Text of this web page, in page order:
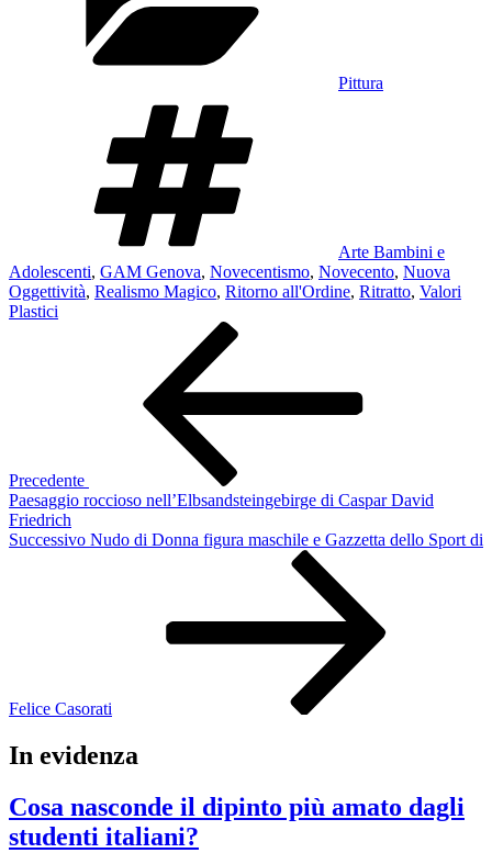
Pittura
Arte Bambini e
Adolescenti, GAM Genova, Novecentismo, Novecento, Nuova
Oggettività, Realismo Magico, Ritorno all'Ordine, Ritratto, Valori
Plastici
Precedente
Paesaggio roccioso nell’Elbsandsteingebirge di Caspar David
Friedrich
Articolo
Successivo Nudo di Donna figura maschile e Gazzetta dello Sport di
Felice Casorati
In evidenza
Cosa nasconde il dipinto più amato dagli
studenti italiani?